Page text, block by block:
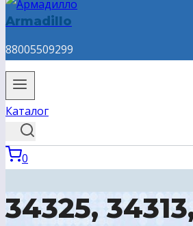
Armadillo
88005509299
Каталог
0
34325,